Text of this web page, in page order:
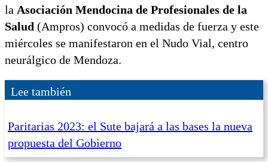
la Asociación Mendocina de Profesionales de la
Salud (Ampros) convocó a medidas de fuerza y este
miércoles se manifestaron en el Nudo Vial, centro
neurálgico de Mendoza.
Lee también
Paritarias 2023: el Sute bajará a las bases la nueva
propuesta del Gobierno